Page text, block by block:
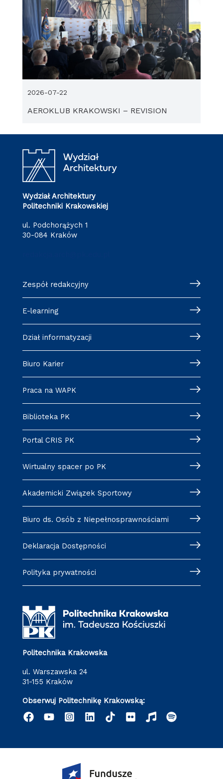
AEROKLUB KRAKOWSKI – REVISION
2026-07-22
Wydział Architektury
Politechniki Krakowskiej
ul. Podchorążych 1
30-084 Kraków
Zespół redakcyjny
E-learning
Dział informatyzacji
Biuro Karier
Praca na WAPK
Biblioteka PK
Portal CRIS PK
Wirtualny spacer po PK
Akademicki Związek Sportowy
Biuro ds. Osób z Niepełnosprawnościami
Deklaracja Dostępności
Polityka prywatności
Politechnika Krakowska
ul. Warszawska 24
31-155 Kraków
Obserwuj Politechnikę Krakowską: